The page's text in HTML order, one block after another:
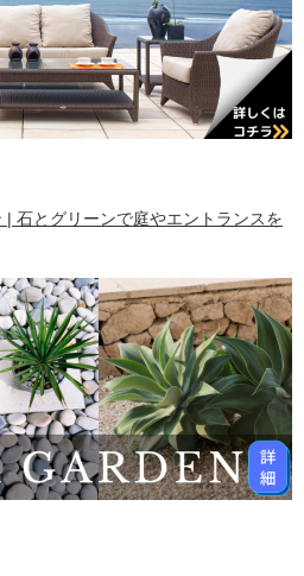
石とグリーンで庭やエントランスを